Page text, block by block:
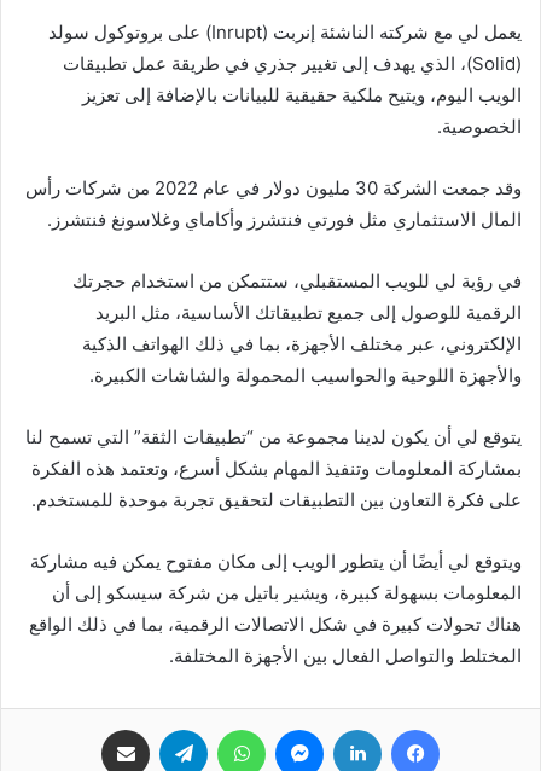
يعمل لي مع شركته الناشئة إنربت (Inrupt) على بروتوكول سولد
(Solid)، الذي يهدف إلى تغيير جذري في طريقة عمل تطبيقات
الويب اليوم، ويتيح ملكية حقيقية للبيانات بالإضافة إلى تعزيز
الخصوصية.
وقد جمعت الشركة 30 مليون دولار في عام 2022 من شركات رأس
المال الاستثماري مثل فورتي فنتشرز وأكاماي وغلاسونغ فنتشرز.
في رؤية لي للويب المستقبلي، ستتمكن من استخدام حجرتك
الرقمية للوصول إلى جميع تطبيقاتك الأساسية، مثل البريد
الإلكتروني، عبر مختلف الأجهزة، بما في ذلك الهواتف الذكية
والأجهزة اللوحية والحواسيب المحمولة والشاشات الكبيرة.
يتوقع لي أن يكون لدينا مجموعة من “تطبيقات الثقة” التي تسمح لنا
بمشاركة المعلومات وتنفيذ المهام بشكل أسرع، وتعتمد هذه الفكرة
على فكرة التعاون بين التطبيقات لتحقيق تجربة موحدة للمستخدم.
ويتوقع لي أيضًا أن يتطور الويب إلى مكان مفتوح يمكن فيه مشاركة
المعلومات بسهولة كبيرة، ويشير باتيل من شركة سيسكو إلى أن
هناك تحولات كبيرة في شكل الاتصالات الرقمية، بما في ذلك الواقع
المختلط والتواصل الفعال بين الأجهزة المختلفة.
فيسبوك لينكدإن ماسنجر واتساب تيلقرام